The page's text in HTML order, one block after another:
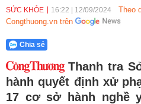
SỨC KHỎE 16:22 12/09/2024
Theo
Congthuong.vn trên
Chia sẻ
Thanh tra
hành quyết định xử
17 cơ sở hành nghề